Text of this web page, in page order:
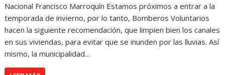
Nacional Francisco Marroquín Estamos próximos a entrar a la
temporada de invierno, por lo tanto, Bomberos Voluntarios
hacen la siguiente recomendación, que limpien bien los canales
en sus viviendas, para evitar que se inunden por las lluvias. Así
mismo, la municipalidad…